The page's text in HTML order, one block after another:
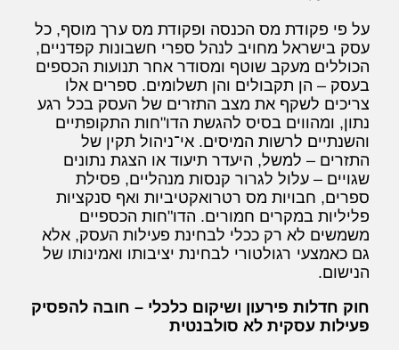
על פי פקודת מס הכנסה ופקודת מס ערך מוסף, כל
עסק בישראל מחויב לנהל ספרי חשבונות קפדניים,
הכוללים מעקב שוטף ומסודר אחר תנועות הכספים
בעסק – הן תקבולים והן תשלומים. ספרים אלו
צריכים לשקף את מצב התזרים של העסק בכל רגע
נתון, ומהווים בסיס להגשת הדו"חות התקופתיים
והשנתיים לרשות המיסים. אי־ניהול תקין של
התזרים – למשל, היעדר תיעוד או הצגת נתונים
שגויים – עלול לגרור קנסות מנהליים, פסילת
ספרים, חבויות מס רטרואקטיביות ואף סנקציות
פליליות במקרים חמורים. הדו"חות הכספיים
משמשים לא רק ככלי לבחינת פעילות העסק, אלא
גם כאמצעי רגולטורי לבחינת יציבותו ואמינותו של
הנישום.
חוק חדלות פירעון ושיקום כלכלי – חובה להפסיק
פעילות עסקית לא סולבנטית